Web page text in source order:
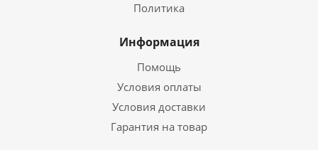
Политика
Информация
Помощь
Условия оплаты
Условия доставки
Гарантия на товар